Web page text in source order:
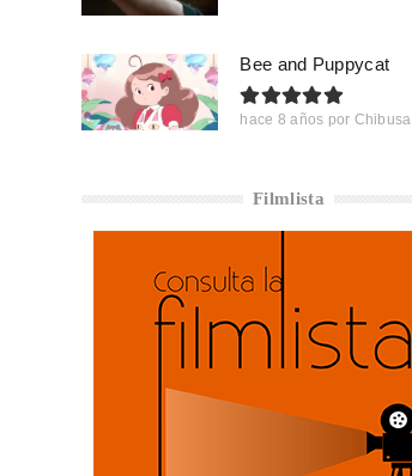
Bee and Puppycat
hace 8 años por Chibusa
Filmlista